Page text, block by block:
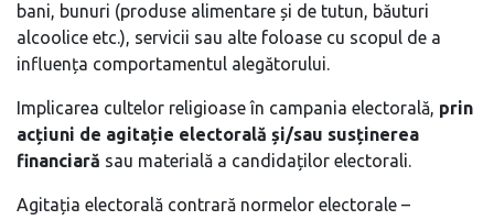
bani, bunuri (produse alimentare și de tutun, băuturi
alcoolice etc.), servicii sau alte foloase cu scopul de a
influența comportamentul alegătorului.
Implicarea cultelor religioase în campania electorală, prin
acțiuni de agitație electorală și/sau susținerea
financiară sau materială a candidaților electorali.
Agitația electorală contrară normelor electorale –